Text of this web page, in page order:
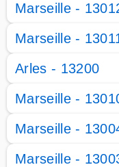
Marseille -
Marseille -
Arles - 13200
Marseille -
Marseille -
Marseille -